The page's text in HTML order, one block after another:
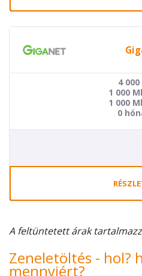
4 000
1 000
1 000
0
A feltüntetett árak
Zeneletöltés - hol?
mennyiért?